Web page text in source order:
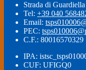
Strada di Guardiella
Tel: +39 040
Email:
PEC:
C.F.: 80016570329
IPA:
CUF: UFIGQ0